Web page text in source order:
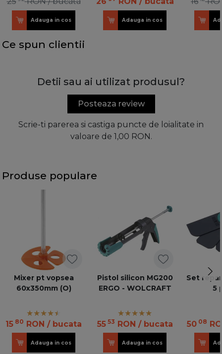
Adauga in cos Adauga in cos
Ce spun clientii
Detii sau ai utilizat produsul?
Posteaza review
Scrie-ti parerea si castiga puncte de loialitate in
valoare de 1,00 RON.
Produse populare
Mixer pt vopsea
60x350mm (O)
15 80 RON / bucata
Adauga in cos
Pistol silicon MG200
ERGO - WOLCRAFT
55 53 RON / bucata
Adauga in cos
Set
5
50 08